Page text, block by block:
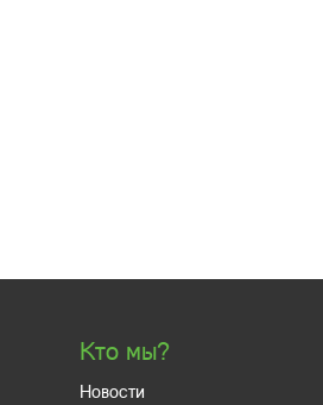
Кто мы?
Новости